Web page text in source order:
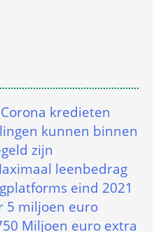
Corona kredieten
kunnen binnen
zijn
leenbedrag
eind 2021
5 miljoen euro
Miljoen euro extra